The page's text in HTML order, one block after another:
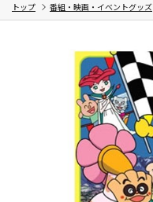
トップ 番組・映画・イベントグッズ